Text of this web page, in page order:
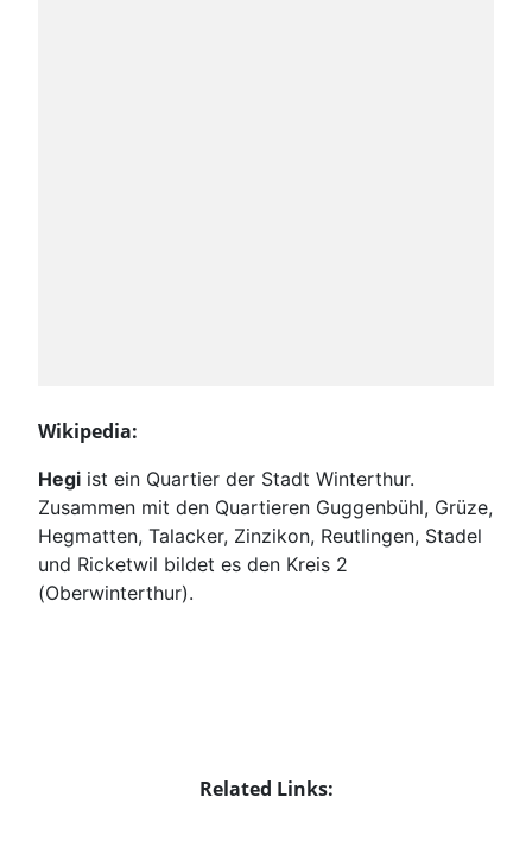
Wikipedia:
Hegi ist ein Quartier der Stadt Winterthur.
Zusammen mit den Quartieren Guggenbühl, Grüze,
Hegmatten, Talacker, Zinzikon, Reutlingen, Stadel
und Ricketwil bildet es den Kreis 2
(Oberwinterthur).
Related Links: